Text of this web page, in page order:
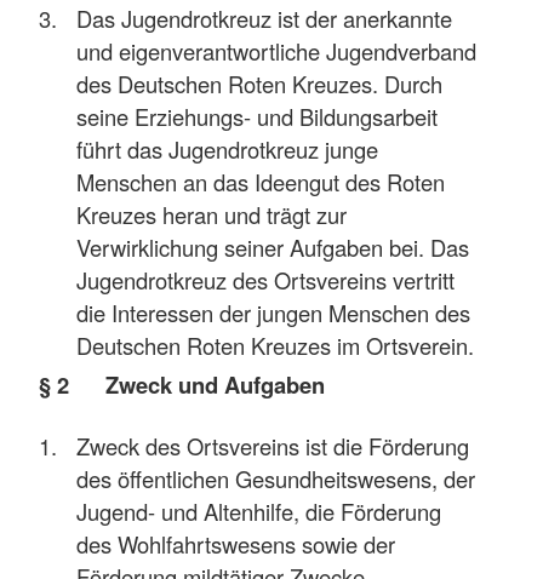
Das Jugendrotkreuz ist der anerkannte
und eigenverantwortliche Jugendverband
des Deutschen Roten Kreuzes. Durch
seine Erziehungs- und Bildungsarbeit
führt das Jugendrotkreuz junge
Menschen an das Ideengut des Roten
Kreuzes heran und trägt zur
Verwirklichung seiner Aufgaben bei. Das
Jugendrotkreuz des Ortsvereins vertritt
die Interessen der jungen Menschen des
Deutschen Roten Kreuzes im Ortsverein.
§ 2 Zweck und Aufgaben
Zweck des Ortsvereins ist die Förderung
des öffentlichen Gesundheitswesens, der
Jugend- und Altenhilfe, die Förderung
des Wohlfahrtswesens sowie der